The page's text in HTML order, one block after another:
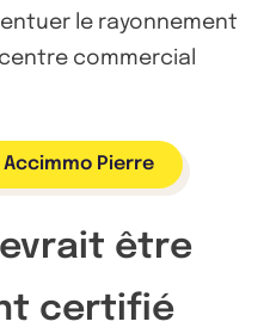
le rayonnement
commercial
Accimmo Pierre
être
certifié